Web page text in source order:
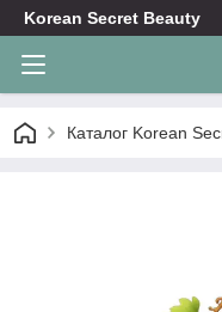
Korean Secret Beauty
Каталог Korean